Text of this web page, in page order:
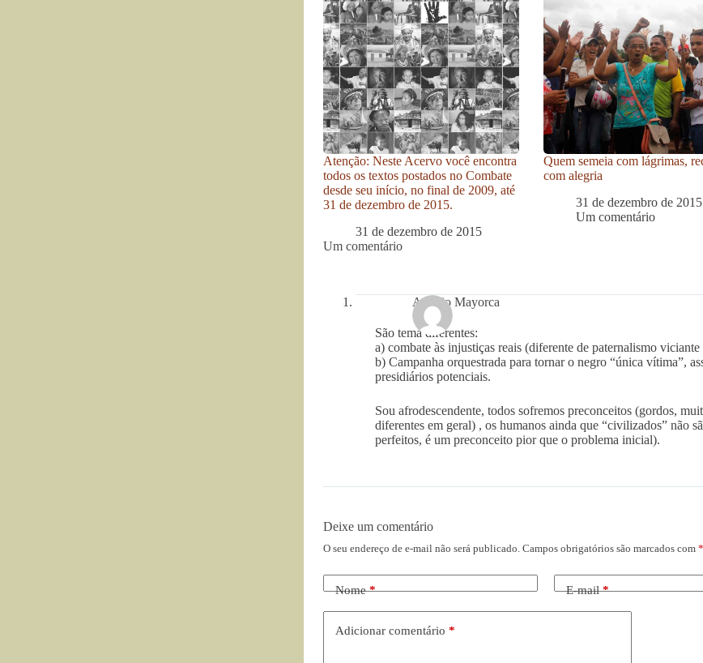
Atenção: Neste Acervo você encontra
todos os textos postados no Combate
desde seu início, no final de 2009, até
31 de dezembro de 2015.
31 de dezembro de 2015
Quem semeia com lágrimas,
com alegria
31 de dezembro de 2015
Um comentário
Um comentário
Aurelio Mayorca
São tema diferentes:
a) combate às injustiças reais (diferente de paternalismo
b) Campanha orquestrada para tornar o negro “única vítima”,
presidiários potenciais.
Sou afrodescendente, todos sofremos preconceitos (gordos,
diferentes em geral) , os humanos ainda que “civilizados” não
perfeitos, é um preconceito pior que o problema inicial).
Deixe um comentário
O seu endereço de e-mail não será publicado. Campos obrigatórios são marcados com *
Nome* E-mail*
Adicionar comentário *